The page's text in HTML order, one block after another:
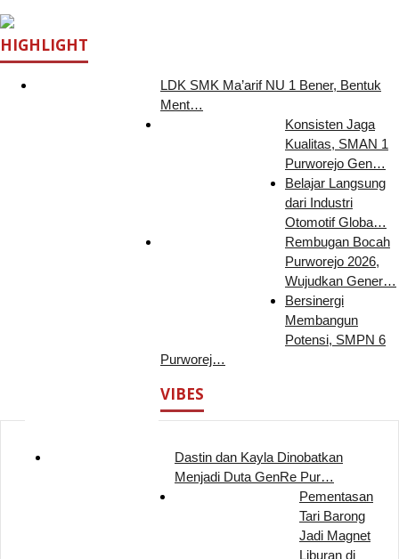
HIGHLIGHT
LDK SMK Ma’arif NU 1 Bener, Bentuk
Ment…
Konsisten Jaga
Kualitas, SMAN 1
Purworejo Gen…
Belajar Langsung
dari Industri
Otomotif Globa…
Rembugan Bocah
Purworejo 2026,
Wujudkan Gener…
Bersinergi
Membangun
Potensi, SMPN 6
Purworej…
VIBES
Dastin dan Kayla Dinobatkan
Menjadi Duta GenRe Pur…
Pementasan
Tari Barong
Jadi Magnet
Liburan di